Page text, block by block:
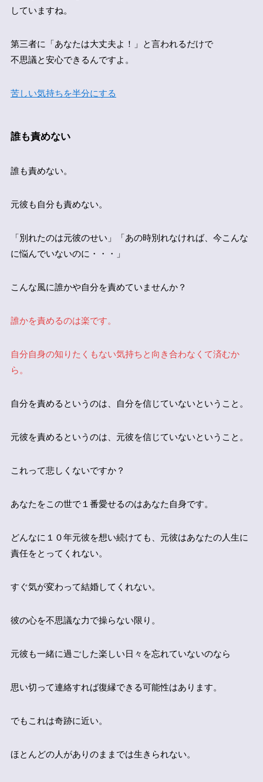
していますね。
第三者に「あなたは大丈夫よ！」と言われるだけで
不思議と安心できるんですよ。
苦しい気持ちを半分にする
誰も責めない
誰も責めない。
元彼も自分も責めない。
「別れたのは元彼のせい」「あの時別れなければ、今こんな
に悩んでいないのに・・・」
こんな風に誰かや自分を責めていませんか？
誰かを責めるのは楽です。
自分自身の知りたくもない気持ちと向き合わなくて済むか
ら。
自分を責めるというのは、自分を信じていないということ。
元彼を責めるというのは、元彼を信じていないということ。
これって悲しくないですか？
あなたをこの世で１番愛せるのはあなた自身です。
どんなに１０年元彼を想い続けても、元彼はあなたの人生に
責任をとってくれない。
すぐ気が変わって結婚してくれない。
彼の心を不思議な力で操らない限り。
元彼も一緒に過ごした楽しい日々を忘れていないのなら
思い切って連絡すれば復縁できる可能性はあります。
でもこれは奇跡に近い。
ほとんどの人がありのままでは生きられない。